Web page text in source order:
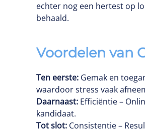
echter nog een hertest op
behaald.
Voordelen van
Ten eerste: Gemak en
waardoor stress vaak
Daarnaast: Efficiëntie –
kandidaat.
Tot slot: Consistentie –